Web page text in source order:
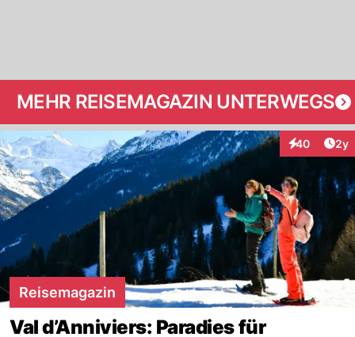
MEHR REISEMAGAZIN UNTERWEGS
40
Interaktionen
2y
Reisemagazin
Val d’Anniviers: Paradies für